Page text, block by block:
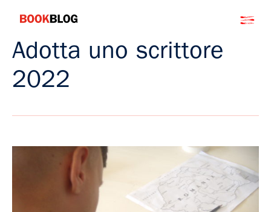
contenuto
Bookblog
Adotta uno scrittore
2022